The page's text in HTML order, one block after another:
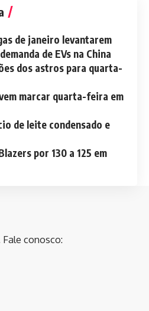
de janeiro levantarem
de EVs na China
dos astros para quarta-
marcar quarta-feira em
de leite condensado e
por 130 a 125 em
conosco: